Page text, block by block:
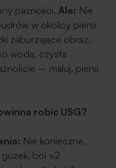
paznokci. Ale: Nie
w okolicy piersi
zaburzające obraz.
wodą, czysta
– maluj, piersi
robić USG?
Nie konieczne.
ból >2